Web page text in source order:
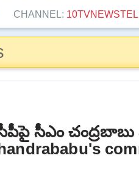
CHANNEL:
సీఎం చంద్రబాబు